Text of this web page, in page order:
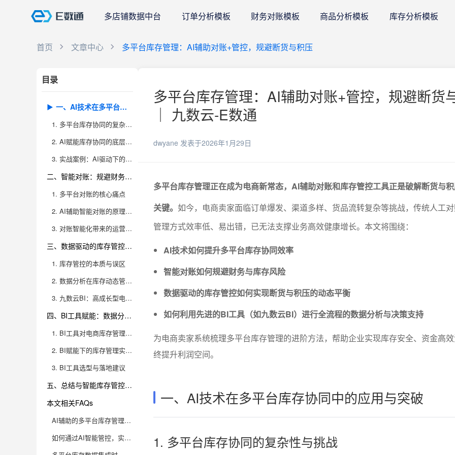
多店铺数据中台 订单分析模板 财务对账模板 商品分析模板 库存分析模板
首页 文章中心 多平台库存管理：AI辅助对账+管控，规避断货与积压
目录
一、AI技术在多平台库存协同中的应用与突破
1. 多平台库存协同的复杂性与挑战
2. AI赋能库存协同的底层逻辑与价值提升
3. 实战案例：AI驱动下的库存协同成效
二、智能对账：规避财务与库存风险的核心利器
1. 多平台对账的核心痛点
2. AI辅助智能对账的原理与优势
3. 对账智能化带来的运营变革
三、数据驱动的库存管控：断货与积压动态平衡之道
1. 库存管控的本质与误区
2. 数据分析在库存动态管控中的作用
3. 九数云BI：高成长型电商的智能库存管控首选
四、BI工具赋能：数据分析驱动电商全流程决策
1. BI工具对电商库存管理的深度赋能
2. BI赋能下的库存管理实战场景
3. BI工具选型与落地建议
五、总结与智能库存管控未来展望
本文相关FAQs
AI辅助的多平台库存管理，能解决哪些传统对账难题？
如何通过AI智能管控，实现多平台库存的“零断货”与“低积压”？
多平台库存管理：AI辅助对账+管控，规避断货
｜ 九数云-E数通
dwyane 发表于2026年1月29日
多平台库存管理正在成为电商新常态，AI辅助对账和库存管控工具正是破解断货与
关键。 如今，电商卖家面临订单爆发、渠道多样、货品流转复杂等挑战，传统人工
管理方式效率低、易出错，已无法支撑业务高效健康增长。本文将围绕：
AI技术如何提升多平台库存协同效率
智能对账如何规避财务与库存风险
数据驱动的库存管控如何实现断货与积压的动态平衡
如何利用先进的BI工具（如九数云BI）进行全流程的数据分析与决策支持
为电商卖家系统梳理多平台库存管理的进阶方法，帮助企业实现库存安全、资金高
终提升利润空间。
一、AI技术在多平台库存协同中的应用与突破
1. 多平台库存协同的复杂性与挑战